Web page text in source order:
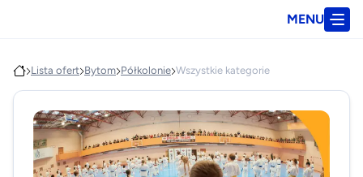
MENU
Lista ofert Bytom Półkolonie Wszystkie kategorie